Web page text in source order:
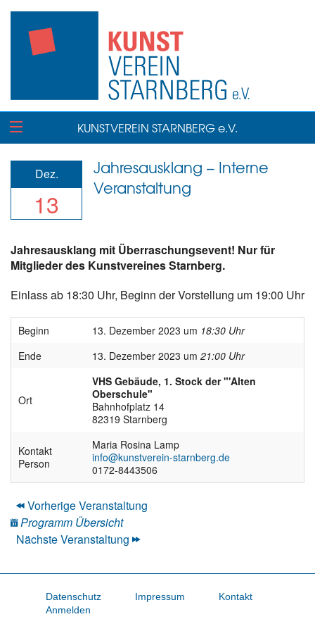
KUNSTVEREIN STARNBERG e.V.
Dez.
13
Jahresausklang – Interne
Veranstaltung
Jahresausklang mit Überraschungsevent! Nur für
Mitglieder des Kunstvereines Starnberg.
Einlass ab 18:30 Uhr, Beginn der Vorstellung um 19:00 Uhr
Beginn 13. Dezember 2023 um 18:30 Uhr
Ende
13. Dezember 2023 um 21:00 Uhr
Ort
VHS Gebäude, 1. Stock der "'Alten
Oberschule"
Bahnhofplatz 14
82319 Starnberg
Kontakt
Person
Maria Rosina Lamp
info@kunstverein-starnberg.de
0172-8443506
Vorherige Veranstaltung
Programm Übersicht
Nächste Veranstaltung
Datenschutz Impressum
Kontakt
Anmelden